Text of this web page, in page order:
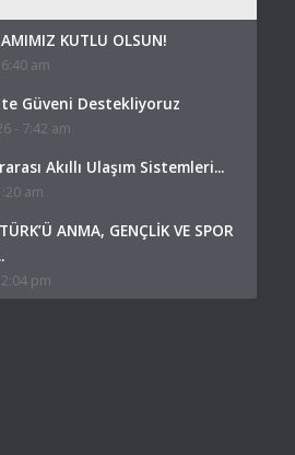
KUTLU OLSUN!
am
Güveni Destekliyoruz
- 7:42 am
Akıllı Ulaşım Sistemleri...
am
ANMA, GENÇLİK VE SPOR
pm